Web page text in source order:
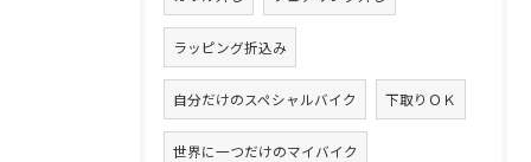
ラッピング折込み
自分だけのスペシャルバイク 下取りＯＫ
世界に一つだけのマイバイク